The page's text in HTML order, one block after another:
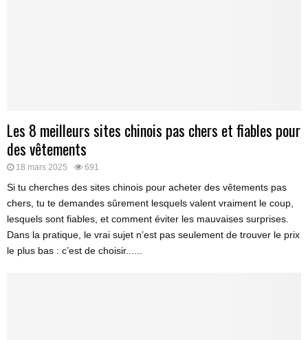
Les 8 meilleurs sites chinois pas chers et fiables pour
des vêtements
18 mars 2025 691
Si tu cherches des sites chinois pour acheter des vêtements pas
chers, tu te demandes sûrement lesquels valent vraiment le coup,
lesquels sont fiables, et comment éviter les mauvaises surprises.
Dans la pratique, le vrai sujet n’est pas seulement de trouver le prix
le plus bas : c’est de choisir......